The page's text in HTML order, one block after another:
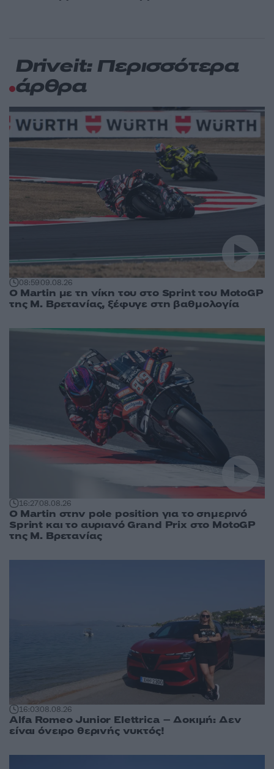
Driveit: Περισσότερα
άρθρα
08:5909.08.26
O Martin με τη νίκη του στο Sprint του MotoGP
της Μ. Βρετανίας, ξέφυγε στη βαθμολογία
16:2708.08.26
O Martin στην pole position για το σημερινό
Sprint και το αυριανό Grand Prix στο MotoGP
της Μ. Βρετανίας
16:0308.08.26
Alfa Romeo Junior Elettrica – Δοκιμή: Δεν
είναι όνειρο θερινής νυκτός!